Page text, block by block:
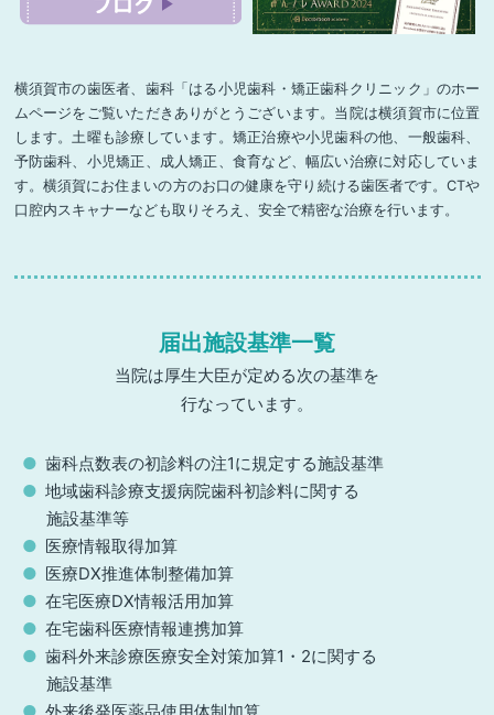
横須賀市の歯医者、歯科「はる小児歯科・矯正歯科クリニック」のホー
ムページをご覧いただきありがとうございます。当院は横須賀市に位置
します。土曜も診療しています。矯正治療や小児歯科の他、一般歯科、
予防歯科、小児矯正、成人矯正、食育など、幅広い治療に対応していま
す。横須賀にお住まいの方のお口の健康を守り続ける歯医者です。CTや
口腔内スキャナーなども取りそろえ、安全で精密な治療を行います。
届出施設基準一覧
当院は厚生大臣が定める次の基準を
行なっています。
歯科点数表の初診料の注1に規定する施設基準
地域歯科診療支援病院歯科初診料に関する
施設基準等
医療情報取得加算
医療DX推進体制整備加算
在宅医療DX情報活用加算
在宅歯科医療情報連携加算
歯科外来診療医療安全対策加算1・2に関する
施設基準